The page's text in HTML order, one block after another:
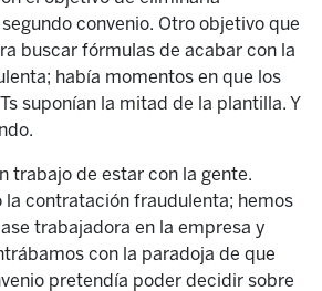
convenio. Otro objetivo que
buscar fórmulas de acabar con la
había momentos en que los
suponían la mitad de la plantilla. Y
trabajo de estar con la gente.
la contratación fraudulenta; hemos
trabajadora en la empresa y
con la paradoja de que
pretendía poder decidir sobre